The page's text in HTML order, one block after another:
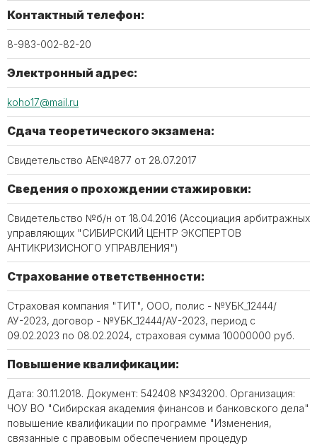
Контактный телефон:
8-983-002-82-20
Электронный адрес:
koho17@mail.ru
Сдача теоретического экзамена:
Свидетельство АЕ№4877 от 28.07.2017
Сведения о прохождении стажировки:
Свидетельство №б/н от 18.04.2016 (Ассоциация арбитражных
управляющих "СИБИРСКИЙ ЦЕНТР ЭКСПЕРТОВ
АНТИКРИЗИСНОГО УПРАВЛЕНИЯ")
Страхование ответственности:
Страховая компания "ТИТ", ООО, полис - №УБК_12444/
АУ-2023, договор - №УБК_12444/АУ-2023, период с
09.02.2023 по 08.02.2024, страховая сумма 10000000 руб.
Повышение квалификации:
Дата: 30.11.2018. Документ: 542408 №343200. Организация:
ЧОУ ВО "Сибирская академия финансов и банковского дела"
повышение квалификации по программе "Изменения,
связанные с правовым обеспечением процедур